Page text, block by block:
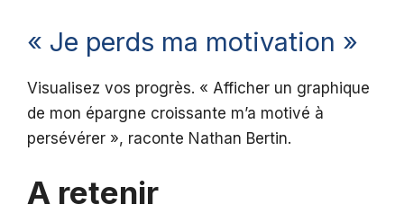
« Je perds ma motivation »
Visualisez vos progrès. « Afficher un graphique
de mon épargne croissante m’a motivé à
persévérer », raconte Nathan Bertin.
A retenir